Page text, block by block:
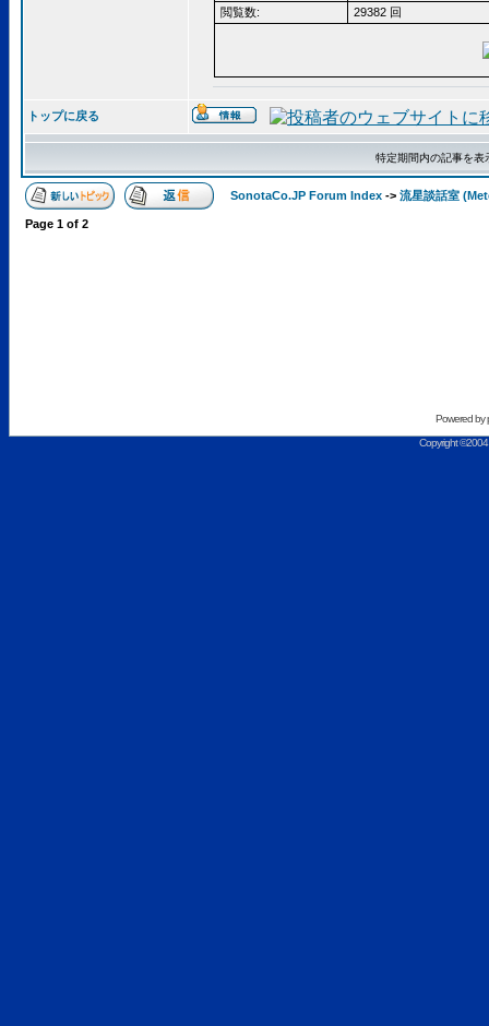
閲覧数:
29382 回
トップに戻る
特定期間内の記事を
SonotaCo.JP Forum Index -> 流星談話室
Page 1 of 2
Powered by
Copyright ©2004